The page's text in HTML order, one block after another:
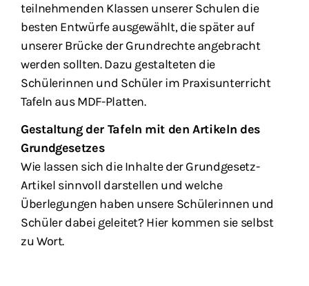
teilnehmenden Klassen unserer Schulen die
besten Entwürfe ausgewählt, die später auf
unserer Brücke der Grundrechte angebracht
werden sollten. Dazu gestalteten die
Schülerinnen und Schüler im Praxisunterricht
Tafeln aus MDF-Platten.
Gestaltung der Tafeln mit den Artikeln des
Grundgesetzes
Wie lassen sich die Inhalte der Grundgesetz-
Artikel sinnvoll darstellen und welche
Überlegungen haben unsere Schülerinnen und
Schüler dabei geleitet? Hier kommen sie selbst
zu Wort.